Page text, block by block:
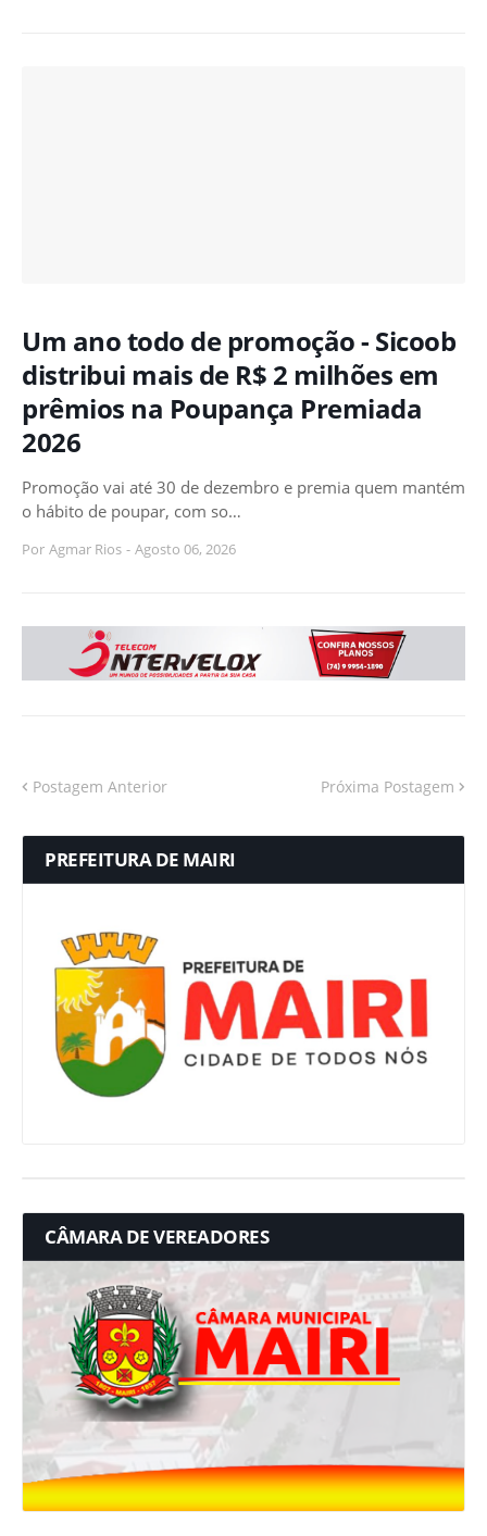
Um ano todo de promoção - Sicoob
distribui mais de R$ 2 milhões em
prêmios na Poupança Premiada
2026
Promoção vai até 30 de dezembro e premia quem mantém
o hábito de poupar, com so…
Por Agmar Rios - Agosto 06, 2026
Postagem Anterior Próxima Postagem
PREFEITURA DE MAIRI
CÂMARA DE VEREADORES